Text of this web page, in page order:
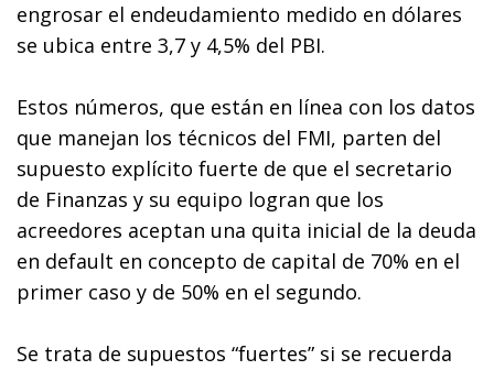
engrosar el endeudamiento medido en dólares
se ubica entre 3,7 y 4,5% del PBI.
Estos números, que están en línea con los datos
que manejan los técnicos del FMI, parten del
supuesto explícito fuerte de que el secretario
de Finanzas y su equipo logran que los
acreedores aceptan una quita inicial de la deuda
en default en concepto de capital de 70% en el
primer caso y de 50% en el segundo.
Se trata de supuestos “fuertes” si se recuerda